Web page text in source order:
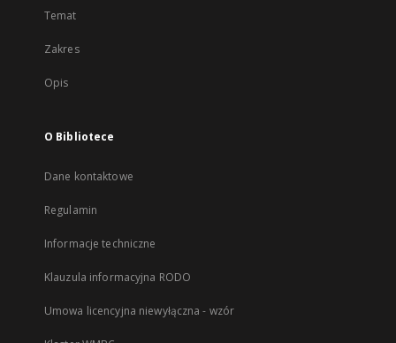
Temat
Zakres
Opis
O Bibliotece
Dane kontaktowe
Regulamin
Informacje techniczne
Klauzula informacyjna RODO
Umowa licencyjna niewyłączna - wzór